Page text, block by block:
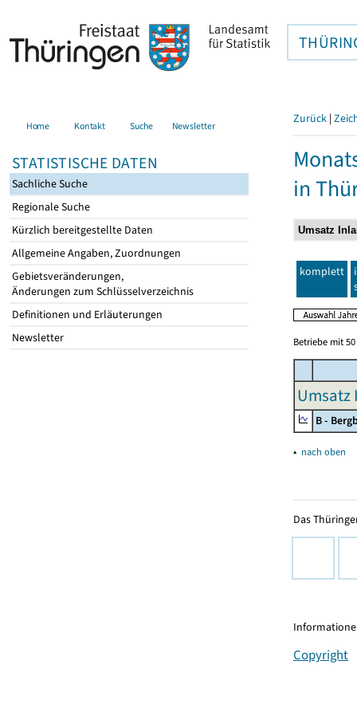
Home Kontakt Suche Newsletter
STATISTISCHE DATEN
Sachliche Suche
Regionale Suche
Kürzlich bereitgestellte Daten
Allgemeine Angaben, Zuordnungen
Gebietsveränderungen,
Änderungen zum Schlüsselverzeichnis
Definitionen und Erläuterungen
Newsletter
Zurück |
in
komplett
Betriebe mit
Umsatz
B -
▴ nach oben
Das
Copyright